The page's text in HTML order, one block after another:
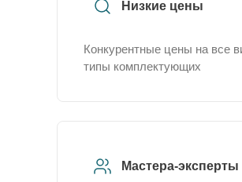
Низкие цены
Конкурентные цены на все
типы комплектующих
Мастера-эксперты